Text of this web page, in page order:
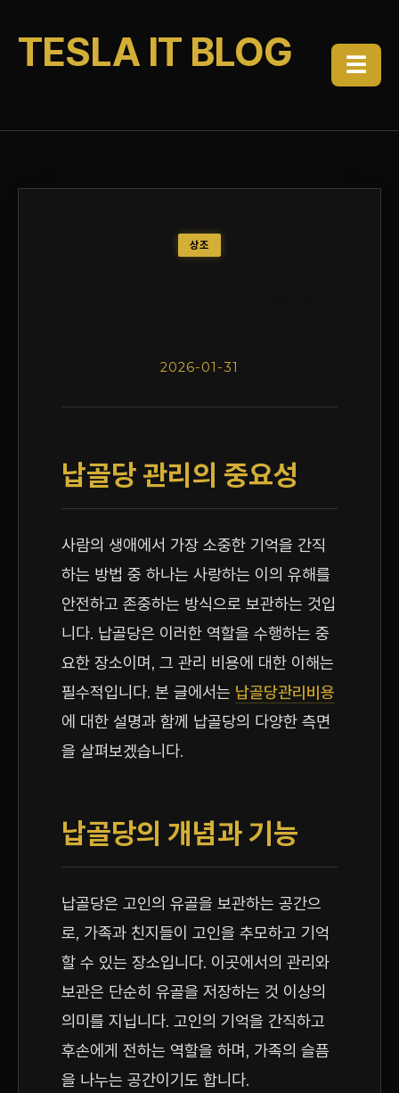
TESLA IT BLOG ☰
상조
2026-01-31
납골당 관리의 중요성
사람의 생애에서 가장 소중한 기억을 간직
하는 방법 중 하나는 사랑하는 이의 유해를
안전하고 존중하는 방식으로 보관하는 것입
니다. 납골당은 이러한 역할을 수행하는 중
요한 장소이며, 그 관리 비용에 대한 이해는
필수적입니다. 본 글에서는 납골당관리비용
에 대한 설명과 함께 납골당의 다양한 측면
을 살펴보겠습니다.
납골당의 개념과 기능
납골당은 고인의 유골을 보관하는 공간으
로, 가족과 친지들이 고인을 추모하고 기억
할 수 있는 장소입니다. 이곳에서의 관리와
보관은 단순히 유골을 저장하는 것 이상의
의미를 지닙니다. 고인의 기억을 간직하고
후손에게 전하는 역할을 하며, 가족의 슬픔
을 나누는 공간이기도 합니다.